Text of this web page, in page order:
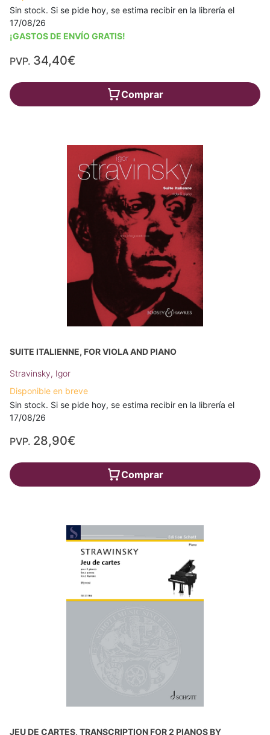
Sin stock. Si se pide hoy, se estima recibir en la librería el
17/08/26
¡GASTOS DE ENVÍO GRATIS!
PVP. 34,40€
Comprar
SUITE ITALIENNE, FOR VIOLA AND PIANO
Stravinsky, Igor
Disponible en breve
Sin stock. Si se pide hoy, se estima recibir en la librería el
17/08/26
PVP. 28,90€
Comprar
JEU DE CARTES, TRANSCRIPTION FOR 2 PIANOS BY